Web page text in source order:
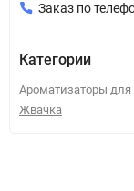
Заказ по
Категории
Ароматизаторы для
Жвачка